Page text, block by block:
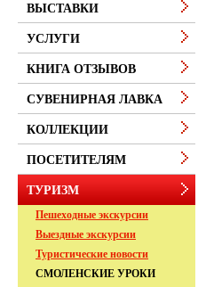
ВЫСТАВКИ
УСЛУГИ
КНИГА ОТЗЫВОВ
СУВЕНИРНАЯ ЛАВКА
КОЛЛЕКЦИИ
ПОСЕТИТЕЛЯМ
ТУРИЗМ
Пешеходные экскурсии
Выездные экскурсии
Туристические новости
СМОЛЕНСКИЕ УРОКИ